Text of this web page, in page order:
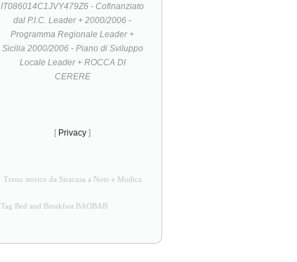
IT086014C1JVY479Z6 - Cofinanziato
dal P.I.C. Leader + 2000/2006 -
Programma Regionale Leader +
Sicilia 2000/2006 - Piano di Sviluppo
Locale Leader + ROCCA DI
CERERE
[ Privacy ]
Treno storico da Siracusa a Noto e Modica
Tag Bed and Breakfast BAOBAB